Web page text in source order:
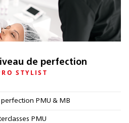
de perfection
STYLIST
PMU & MB
PMU